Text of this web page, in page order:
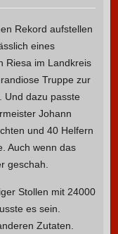
Rekord aufstellen
eines
Riesa im Landkreis
Truppe zur
Und dazu passte
Johann
und 40 Helfern
Auch wenn das
geschah.
Stollen mit 24000
es sein.
Zutaten.